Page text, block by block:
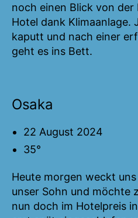
noch einen Blick von der
Hotel dank Klimaanlage.
kaputt und nach einer
geht es ins Bett.
Osaka
22 August 2024
35°
Heute morgen weckt
unser Sohn und möchte
nun doch im Hotelpreis